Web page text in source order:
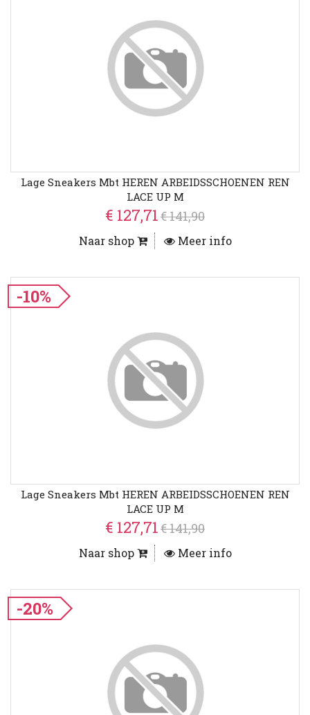
Lage Sneakers Mbt HEREN ARBEIDSSCHOENEN REN
LACE UP M
€ 127,71€ 141,90
Naar shop Meer info
-10%
Lage Sneakers Mbt HEREN ARBEIDSSCHOENEN REN
LACE UP M
€ 127,71€ 141,90
Naar shop Meer info
-20%